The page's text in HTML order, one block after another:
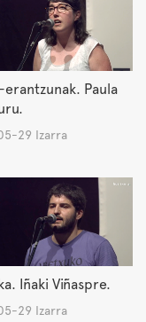
erantzunak. Paula
29 Izarra
Iñaki Viñaspre.
29 Izarra